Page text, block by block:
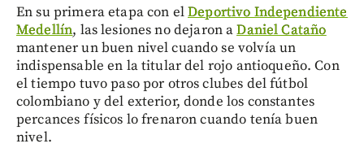
En su primera etapa con elDeportivo Independiente
Medellín, las lesiones no dejaron aDaniel Cataño
mantener un buen nivel cuando se volvía un
indispensable en la titular del rojo antioqueño. Con
el tiempo tuvo paso por otros clubes del fútbol
colombiano y del exterior, donde los constantes
percances físicos lo frenaron cuando tenía buen
nivel.